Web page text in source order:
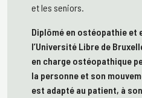
et les seniors.
Diplômé en ostéopathie et
l’Université Libre de
en charge ostéopathique
la personne et son
est adapté au patient, à